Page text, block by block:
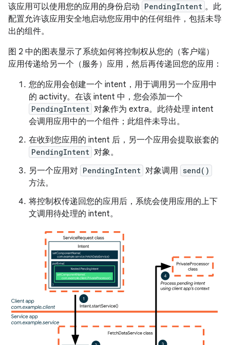
该应用可以使用您的应用的身份启动 PendingIntent 。此
配置允许该应用安全地启动您应用中的任何组件，包括未导
出的组件。
图 2 中的图表显示了系统如何将控制权从您的（客户端）
应用传递给另一个（服务）应用，然后再传递回您的应用：
您的应用会创建一个 intent，用于调用另一个应用中
的 activity。在该 intent 中，您会添加一个
PendingIntent 对象作为 extra。此待处理 intent
会调用应用中的一个组件；此组件未导出。
在收到您应用的 intent 后，另一个应用会提取嵌套的
PendingIntent 对象。
另一个应用对 PendingIntent 对象调用 send()
方法。
将控制权传递回您的应用后，系统会使用应用的上下
文调用待处理的 intent。